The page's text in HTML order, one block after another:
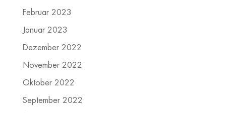
Februar 2023
Januar 2023
Dezember 2022
November 2022
Oktober 2022
September 2022